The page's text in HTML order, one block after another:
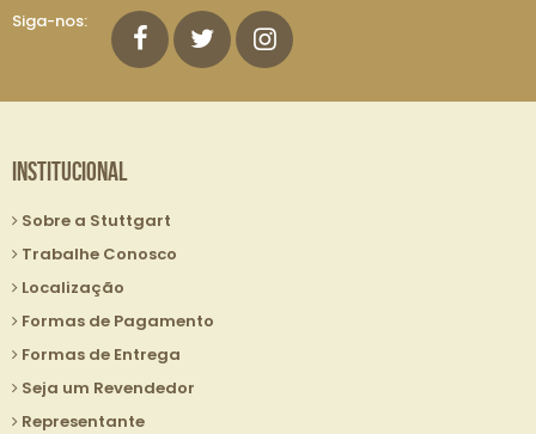
E-
Siga-nos:
Institucional
Sobre a Stuttgart
Trabalhe Conosco
Localização
Formas de Pagamento
Formas de Entrega
Seja um Revendedor
Representante